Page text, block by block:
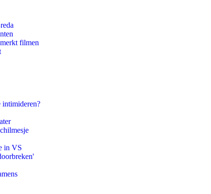
filmen
intimideren?
in VS